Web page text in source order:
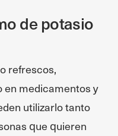
de potasio
refrescos,
medicamentos y
utilizarlo tanto
que quieren